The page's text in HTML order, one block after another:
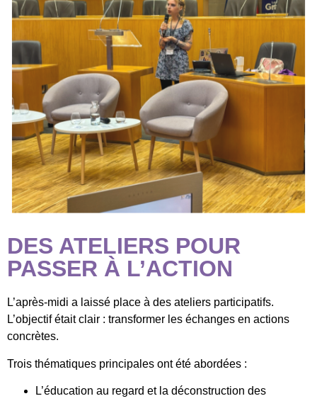
DES ATELIERS POUR
PASSER À L’ACTION
L’après-midi a laissé place à des ateliers participatifs.
L’objectif était clair : transformer les échanges en actions
concrètes.
Trois thématiques principales ont été abordées :
L’éducation au regard et la déconstruction des